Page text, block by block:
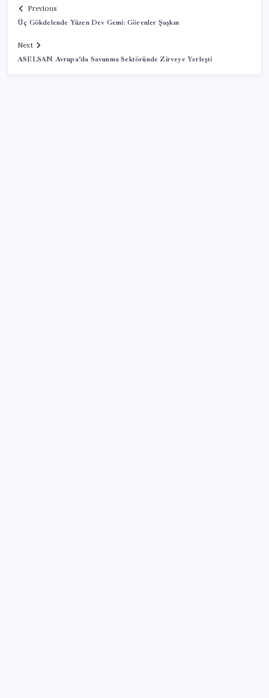
Previous
Üç Gökdelende Yüzen Dev Gemi: Görenler Şaşkın
Next
ASELSAN Avrupa’da Savunma Sektöründe Zirveye Yerleşti